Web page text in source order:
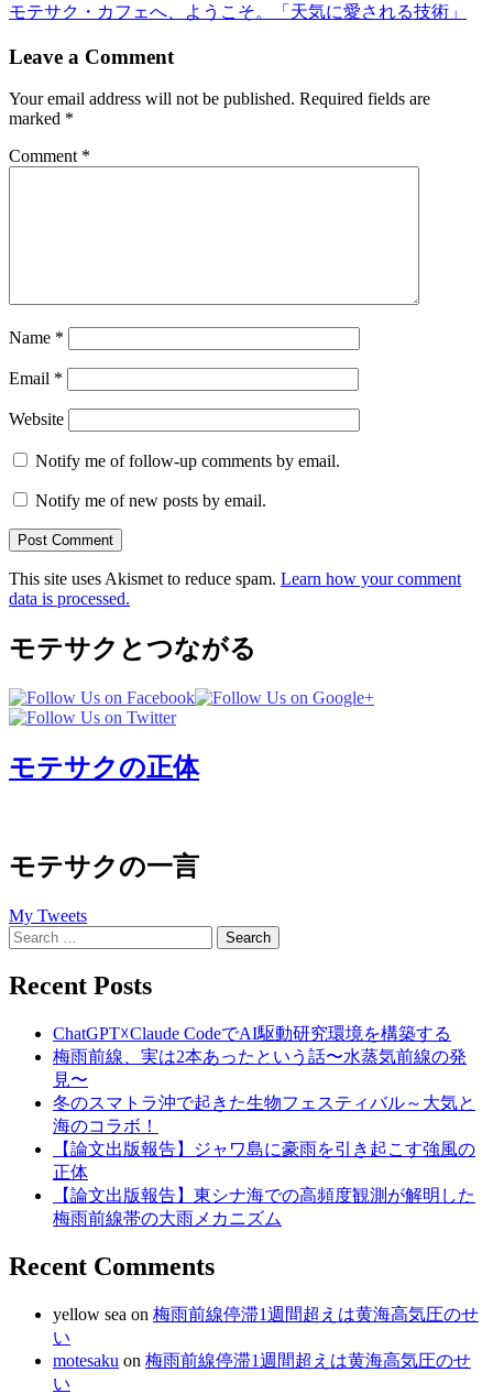
モテサク・カフェへ、ようこそ。「天気に愛される技術」
Leave a Comment
Your email address will not be published. Required fields are
marked *
Comment *
Name *
Email *
Website
Notify me of follow-up comments by email.
Notify me of new posts by email.
This site uses Akismet to reduce spam. Learn how your comment
data is processed.
モテサクとつながる
モテサクの正体
モテサクの一言
My Tweets
Search
for:
Recent Posts
ChatGPT☓Claude CodeでAI駆動研究環境を構築する
梅雨前線、実は2本あったという話〜水蒸気前線の発
見〜
冬のスマトラ沖で起きた生物フェスティバル～大気と
海のコラボ！
【論文出版報告】ジャワ島に豪雨を引き起こす強風の
正体
【論文出版報告】東シナ海での高頻度観測が解明した
梅雨前線帯の大雨メカニズム
Recent Comments
yellow sea on 梅雨前線停滞1週間超えは黄海高気圧のせ
い
motesaku on 梅雨前線停滞1週間超えは黄海高気圧のせ
い